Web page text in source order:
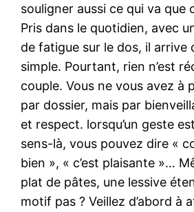
souligner aussi ce qui va que
Pris dans le quotidien, avec
de fatigue sur le dos, il arrive
simple. Pourtant, rien n’est
couple. Vous ne vous avez à
par dossier, mais par
et respect. lorsqu’un geste
sens-là, vous pouvez dire «
bien », « c’est plaisante »…
plat de pâtes, une lessive
motif pas ? Veillez d’abord à